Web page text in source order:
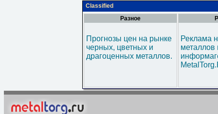
Classified
Разное
Прогнозы цен на рынке
черных, цветных и
драгоценных металлов.
Реклама
металлов